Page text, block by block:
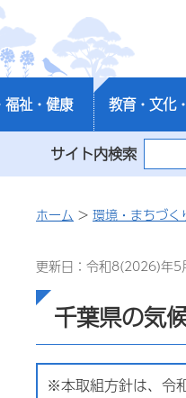
福祉・健康 教育・文化
サイト内検索
ホーム > 環境・まちづく
更新日：令和8(2026)年5
千葉県の気
※本取組方針は、令